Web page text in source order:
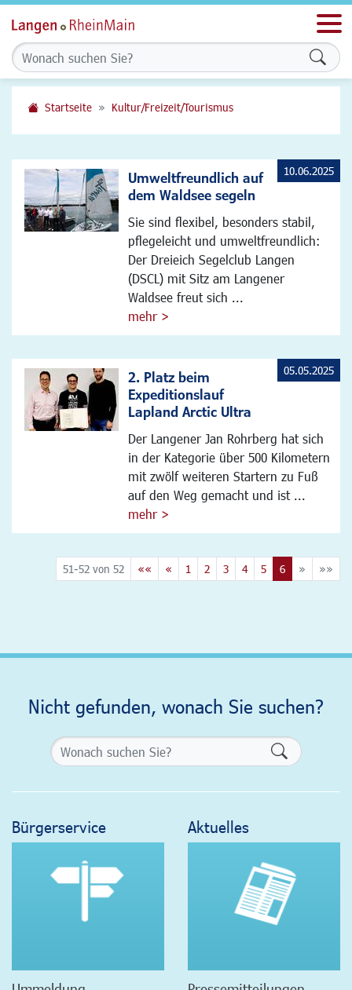
Startseite Kultur/Freizeit/Tourismus
Umweltfreundlich auf
dem Waldsee segeln
Sie sind flexibel, besonders stabil,
pflegeleicht und umweltfreundlich:
Der Dreieich Segelclub Langen
(DSCL) mit Sitz am Langener
Waldsee freut sich ...
mehr >
10.06.2025
2. Platz beim
Expeditionslauf
Lapland Arctic Ultra
Der Langener Jan Rohrberg hat sich
in der Kategorie über 500 Kilometern
mit zwölf weiteren Startern zu Fuß
auf den Weg gemacht und ist ...
mehr >
05.05.2025
51-52 von 52 «« « 1 2 3 4 5 6 » »»
Nicht gefunden, wonach Sie suchen?
Bürgerservice Aktuelles